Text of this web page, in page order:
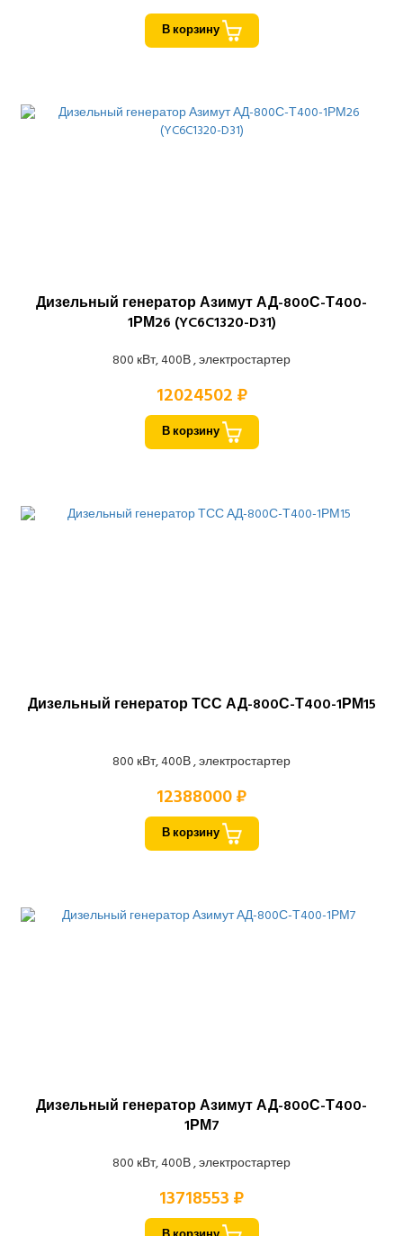
В корзину
Дизельный генератор Азимут АД-800С-Т400-
1РМ26 (YC6C1320-D31)
800 кВт, 400В , электростартер
12024502 ₽
В корзину
Дизельный генератор ТСС АД-800С-Т400-1РМ15
800 кВт, 400В , электростартер
12388000 ₽
В корзину
Дизельный генератор Азимут АД-800С-Т400-
1РМ7
800 кВт, 400В , электростартер
13718553 ₽